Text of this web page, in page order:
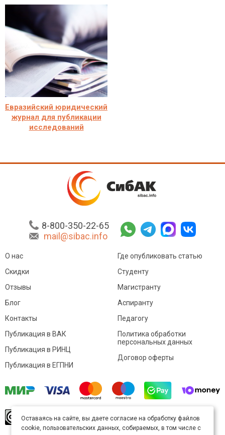
Евразийский юридический
журнал для публикации
исследований
8-800-350-22-65
mail@sibac.info
О нас
Скидки
Отзывы
Блог
Контакты
Где опубликовать статью
Студенту
Магистранту
Аспиранту
Педагогу
Публикация в ВАК
Публикация в РИНЦ
Публикация в ЕГПНИ
Политика обработки
персональных данных
Договор оферты
произведение доступно полицензии Creative
Commons «Attribution» («Атрибуция») 4.0
Оставаясь на сайте, вы даете согласие на обработку файлов
cookie, пользовательских данных, собираемых, в том числе с